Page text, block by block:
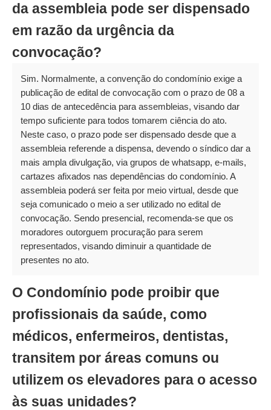
da assembleia pode ser dispensado
em razão da urgência da
convocação?
Sim. Normalmente, a convenção do condomínio exige a
publicação de edital de convocação com o prazo de 08 a
10 dias de antecedência para assembleias, visando dar
tempo suficiente para todos tomarem ciência do ato.
Neste caso, o prazo pode ser dispensado desde que a
assembleia referende a dispensa, devendo o síndico dar a
mais ampla divulgação, via grupos de whatsapp, e-mails,
cartazes afixados nas dependências do condomínio. A
assembleia poderá ser feita por meio virtual, desde que
seja comunicado o meio a ser utilizado no edital de
convocação. Sendo presencial, recomenda-se que os
moradores outorguem procuração para serem
representados, visando diminuir a quantidade de
presentes no ato.
O Condomínio pode proibir que
profissionais da saúde, como
médicos, enfermeiros, dentistas,
transitem por áreas comuns ou
utilizem os elevadores para o acesso
às suas unidades?